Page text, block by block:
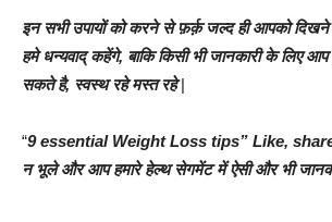
इन सभी उपायों को करने से फ़र्क़ जल्द ही आपको
हमे धन्यवाद् कहेंगे, बाकि किसी भी जानकारी के लिए
सकते है, स्वस्थ रहे मस्त रहे|
“9 essential Weight Loss tips” Like,
न भूले और आप हमारे हेल्थ सेगमेंट में ऐसी और भी